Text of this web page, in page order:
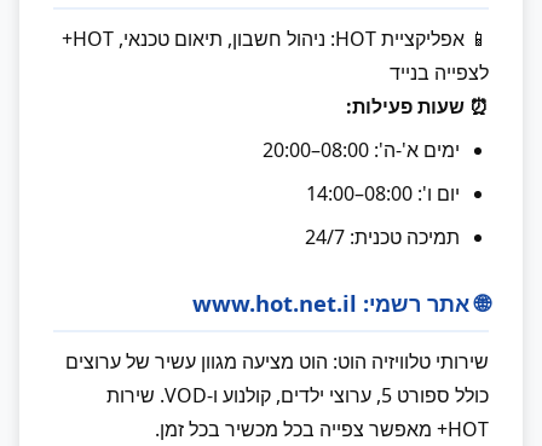
📱 אפליקציית HOT: ניהול חשבון, תיאום טכנאי, HOT+
לצפייה בנייד
⏰ שעות פעילות:
ימים א'-ה': 08:00–20:00
יום ו': 08:00–14:00
תמיכה טכנית: 24/7
🌐 אתר רשמי: www.hot.net.il
שירותי טלוויזיה הוט: הוט מציעה מגוון עשיר של ערוצים
כולל ספורט 5, ערוצי ילדים, קולנוע ו-VOD. שירות
HOT+ מאפשר צפייה בכל מכשיר בכל זמן.